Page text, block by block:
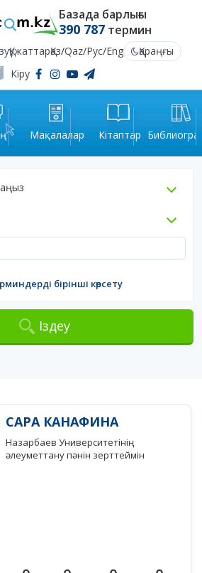
Базада барлығы
390 787термин
ҚұжаттарҚаз/Qaz/Рус/Eng
Қараңғы
Кіру
Мақалалар Кітаптар
бірінші көрсету
Іздеу
САРА КАНАФИНА
Назарбаев Университетінің
әлеуметтану пәнін зерттеймін